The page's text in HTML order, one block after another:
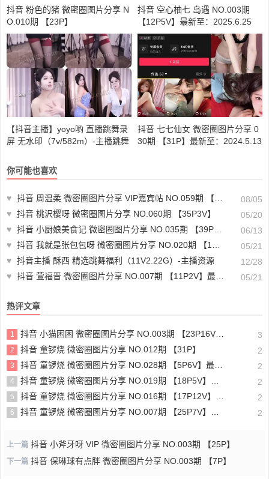
抖音 粉色的猪 微密圈图片分享 N
O.010期 【23P】
抖音 空心柚七 岛遇 NO.003期
【12P5V】最新至：2025.6.25
【抖音主播】yoyo哟 直播跳舞录
屏 无水印（7v/582m）-主播跳舞
抖音 七七仙女 微密圈图片分享 0
30期 【31P】最新至：2024.5.13
你可能也喜欢
♥ 抖音 周温柔 微密圈图片分享 VIP嘉宾帖 NO.059期 【33P】最新至：2024.8.2
08/05
♥ 抖音 桃沢樱呀 微密圈图片分享 NO.060期 【35P3V】
05/20
♥ 抖音 小厨娘美食记 微密圈图片分享 NO.035期 【39P】最新至：2024.6.13
06/13
♥ 抖音 我就是张包包呀 微密圈图片分享 NO.020期 【12P】最新至：2023.10.10
05/21
♥ 抖音主播 酥西 精选跳舞福利（11V2.22G）-主播资源
12/28
♥ 抖音 萱福晋 微密圈图片分享 NO.007期 【11P2V】最新至：2023.9.23 05/21
热评文章
1 抖音 小猫困困 微密圈图片分享 NO.003期 【23P16V】最新至：2025.1.23 3
2 抖音 童锣烧 微密圈图片分享 NO.012期 【31P】 2
3 抖音 童锣烧 微密圈图片分享 NO.028期 【5P6V】最新至：2025.4.9 2
4 抖音 童锣烧 微密圈图片分享 NO.019期 【18P5V】最新至：2024.11.27 2
5 抖音 童锣烧 微密圈图片分享 NO.016期 【17P12V】最新至：2024.11.12 2
6 抖音 童锣烧 微密圈图片分享 NO.007期 【25P7V】最新至：2023.10.24 2
上一篇 抖音 小斧牙呀 VIP 微密圈图片分享 NO.003期 【25P】
下一篇 抖音 保琳球有点胖 微密圈图片分享 NO.003期 【7P】